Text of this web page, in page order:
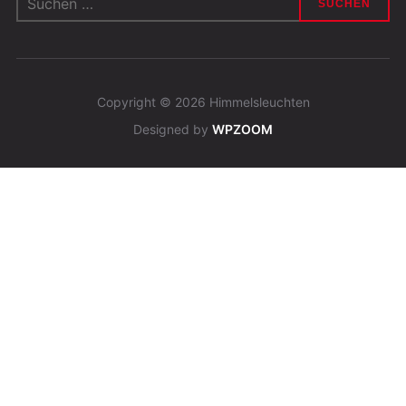
nach:
Copyright © 2026 Himmelsleuchten
Designed by WPZOOM